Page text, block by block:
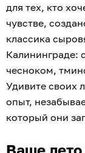
для тех, кто
чувстве,
классика
Калининграде:
чесноком,
Удивите своих
опыт,
который они